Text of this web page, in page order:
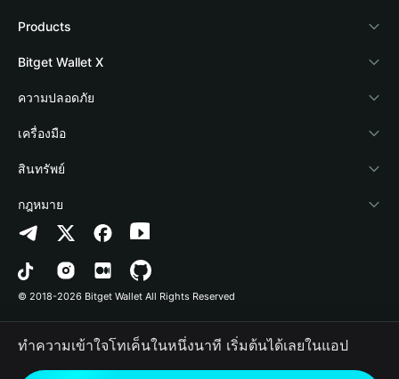
เกี่ยวกับ Bitget Wallet
Blog
Academy
ข่าวสารด้านคริปโต
ศูนย์ช่วยเหลือ
ติดต่อเรา
ทรัพยากรข้อมูลของแบรนด์
อาชีพ
Products
Crypto Card
Stablecoin Earn
Payfi Crypto
Crypto Swap API
Altcoin Season Index
Prediction Markets
DApp
RWA
Bitget Wallet X
นักพัฒนา
เชื่อมต่อ Wallet
Bitget Wallet Pay
ลิสต์โปรเจกต์
ความปลอดภัย
Protection Fund
เทคโนโลยีความปลอดภัย
เครื่องมือ
ซื้อคริปโต
การตรวจจับการอนุญาต
การตรวจจับสัญญา
การโอนเป็นชุด
สินทรัพย์
Arbitrum
Avalanche
Bitcoin
Polygon
กฎหมาย
นโยบายความเป็นส่วนตัว
ข้อตกลงในการใช้บริการ
© 2018-2026 Bitget Wallet All Rights Reserved
ทำความเข้าใจโทเค็นในหนึ่งนาที เริ่มต้นได้เลยในแอป